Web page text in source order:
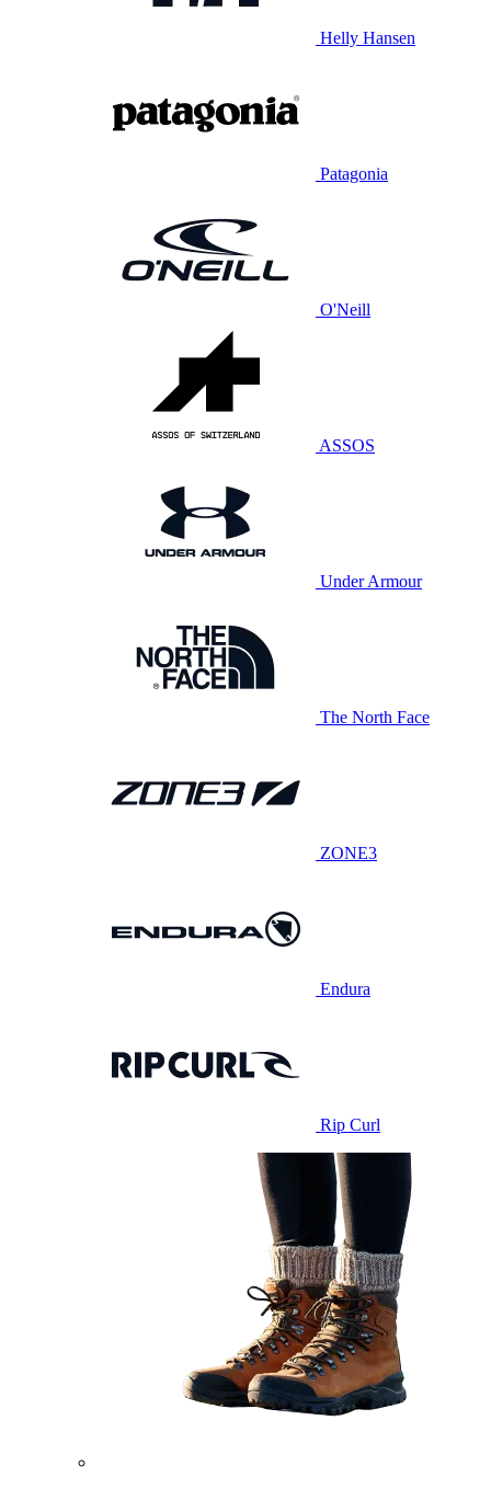
Helly Hansen
Patagonia
O'Neill
ASSOS
Under Armour
The North Face
ZONE3
Endura
Rip Curl